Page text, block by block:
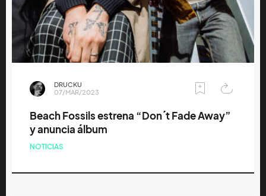
DRUCKU
07/MAR/2023
Beach Fossils estrena “Don´t Fade Away”
y anuncia álbum
NOTICIAS